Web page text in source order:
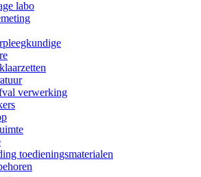
labo
verwerking
toedieningsmaterialen